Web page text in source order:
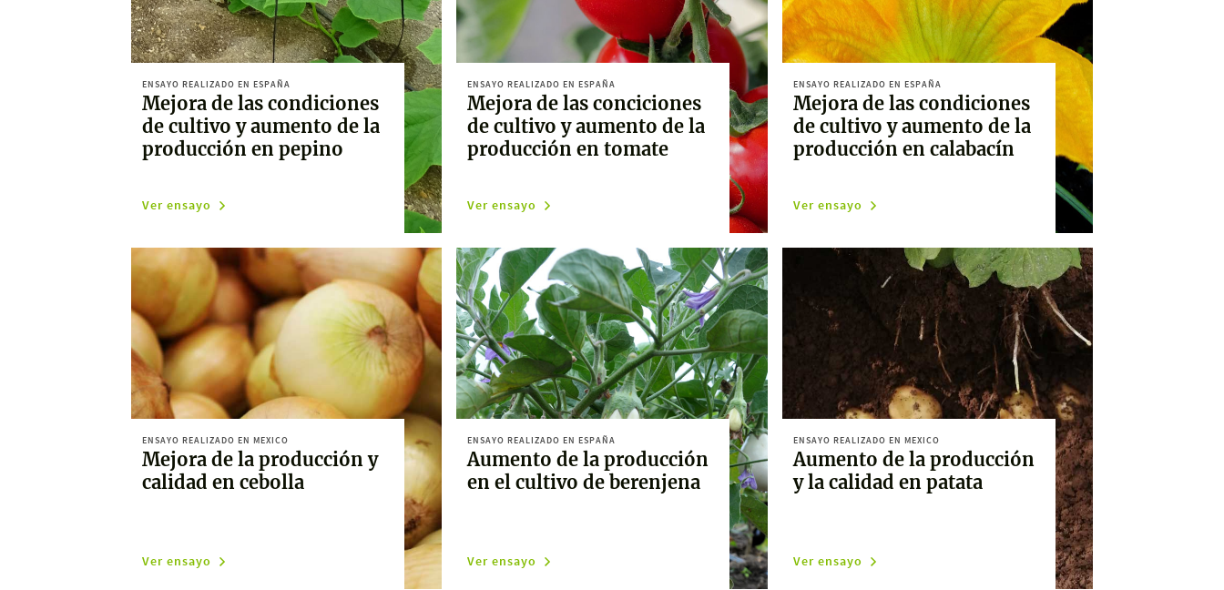
ENSAYO REALIZADO EN ESPAÑA
Mejora de las condiciones
de cultivo y aumento de la
producción en pepino
Ver ensayo
ENSAYO REALIZADO EN ESPAÑA
Mejora de las conciciones
de cultivo y aumento de la
producción en tomate
Ver ensayo
ENSAYO REALIZADO EN ESPAÑA
Mejora de las condiciones
de cultivo y aumento de la
producción en calabacín
Ver ensayo
ENSAYO REALIZADO EN MEXICO
Mejora de la producción y
calidad en cebolla
Ver ensayo
ENSAYO REALIZADO EN ESPAÑA
Aumento de la producción
en el cultivo de berenjena
Ver ensayo
ENSAYO REALIZADO EN MEXICO
Aumento de la producción
y la calidad en patata
Ver ensayo